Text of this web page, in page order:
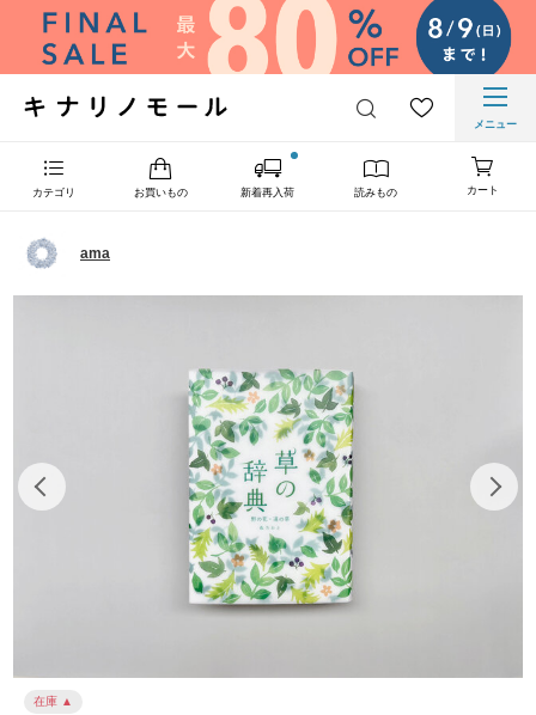
メニュー
カテゴリ お買いもの 新着再入荷 読みもの カート
ama
在庫 ▲